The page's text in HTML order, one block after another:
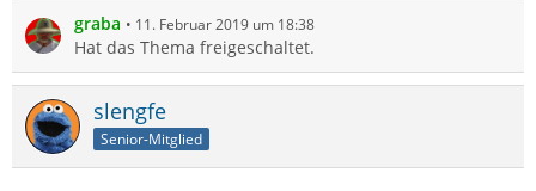
graba 11. Februar 2019 um 18:38
Hat das Thema freigeschaltet.
slengfe
Senior-Mitglied